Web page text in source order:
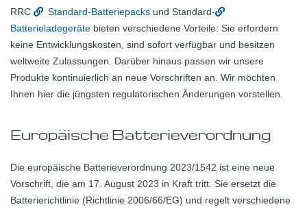
RRC Standard-Batteriepacks und Standard-
Batterieladegeräte bieten verschiedene Vorteile: Sie erfordern
keine Entwicklungskosten, sind sofort verfügbar und besitzen
weltweite Zulassungen. Darüber hinaus passen wir unsere
Produkte kontinuierlich an neue Vorschriften an. Wir möchten
Ihnen hier die jüngsten regulatorischen Änderungen vorstellen.
Europäische Batterieverordnung
Die europäische Batterieverordnung 2023/1542 ist eine neue
Vorschrift, die am 17. August 2023 in Kraft tritt. Sie ersetzt die
Batterierichtlinie (Richtlinie 2006/66/EG) und regelt verschiedene